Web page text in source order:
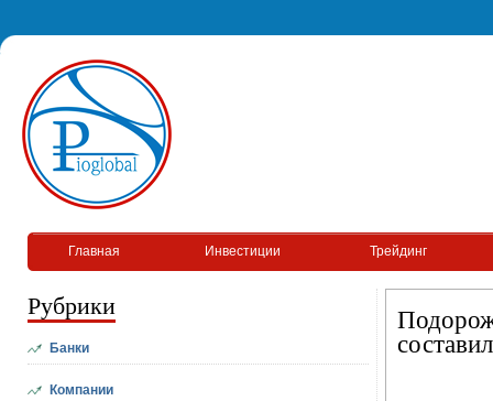
Главная Инвестиции Трейдинг
Рубрики
Банки
Компании